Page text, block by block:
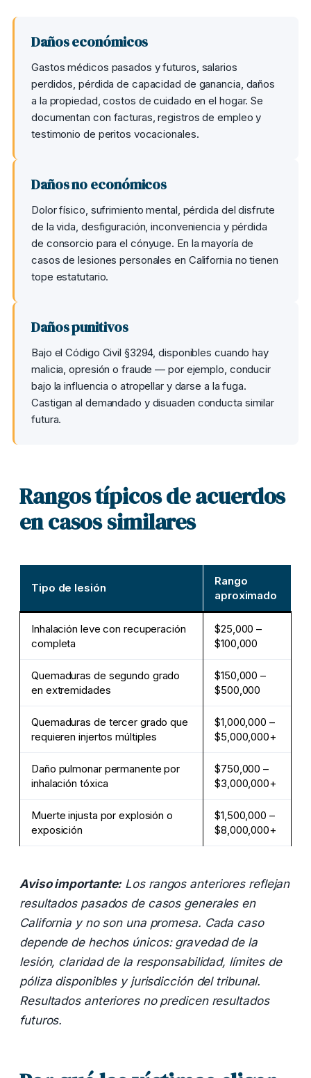
Daños económicos
Gastos médicos pasados y futuros, salarios
perdidos, pérdida de capacidad de ganancia, daños
a la propiedad, costos de cuidado en el hogar. Se
documentan con facturas, registros de empleo y
testimonio de peritos vocacionales.
Daños no económicos
Dolor físico, sufrimiento mental, pérdida del disfrute
de la vida, desfiguración, inconveniencia y pérdida
de consorcio para el cónyuge. En la mayoría de
casos de lesiones personales en California no tienen
tope estatutario.
Daños punitivos
Bajo el Código Civil §3294, disponibles cuando hay
malicia, opresión o fraude — por ejemplo, conducir
bajo la influencia o atropellar y darse a la fuga.
Castigan al demandado y disuaden conducta similar
futura.
Rangos típicos de acuerdos
en casos similares
Tipo de lesión
Rango
aproximado
Inhalación leve con recuperación
completa
$25,000 –
$100,000
Quemaduras de segundo grado
en extremidades
$150,000 –
$500,000
Quemaduras de tercer grado que
requieren injertos múltiples
$1,000,000 –
$5,000,000+
Daño pulmonar permanente por
inhalación tóxica
$750,000 –
$3,000,000+
Muerte injusta por explosión o
exposición
$1,500,000 –
$8,000,000+
Aviso importante:Los rangos anteriores reflejan
resultados pasados de casos generales en
California y no son una promesa. Cada caso
depende de hechos únicos: gravedad de la
lesión, claridad de la responsabilidad, límites de
póliza disponibles y jurisdicción del tribunal.
Resultados anteriores no predicen resultados
futuros.